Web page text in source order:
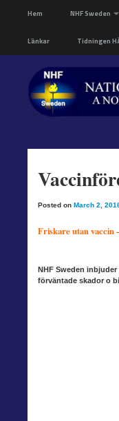
Hem NHF Sweden
Länkar Tidningen
Posted on March 2,
Friskare utan vaccin
NHF Sweden
förväntade skador o